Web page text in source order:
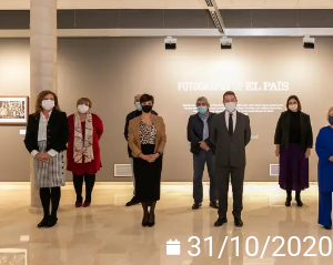
31/10/2020